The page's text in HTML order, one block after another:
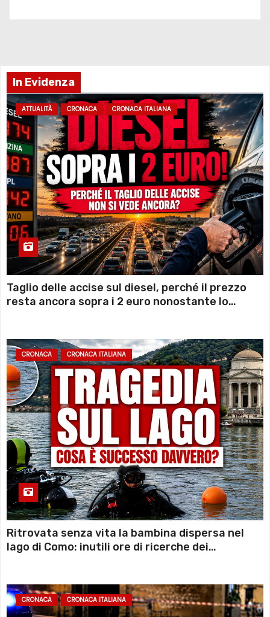
In Evidenza
ATTUALITÀ CRONACA CRONACA ITALIANA
Taglio delle accise sul diesel, perché il prezzo
resta ancora sopra i 2 euro nonostante lo
CRONACA CRONACA ITALIANA
Ritrovata senza vita la bambina dispersa nel
lago di Como: inutili ore di ricerche dei
CRONACA CRONACA ITALIANA